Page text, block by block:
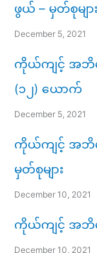
ဖွယ် – မှတ်စုများ
December 5, 2021
ကိုယ်ကျင့် အဘိဓမ္
(၁၂) ယောက်
December 5, 2021
ကိုယ်ကျင့် အဘိဓ
မှတ်စုများ
December 10, 2021
ကိုယ်ကျင့် အဘိဓမ္
December 10, 2021